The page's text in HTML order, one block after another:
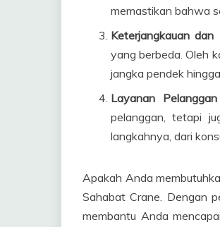
memastikan bahwa
Keterjangkauan dan
yang berbeda. Oleh
jangka pendek
Layanan
pelanggan, tetapi
langkahnya, dari
Apakah Anda
Sahabat Crane. Dengan
membantu Anda